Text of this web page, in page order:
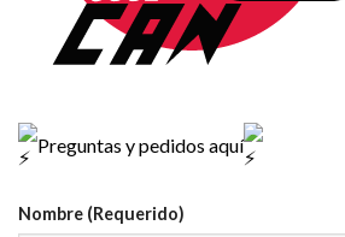
Preguntas y pedidos aquí
Nombre (Requerido)